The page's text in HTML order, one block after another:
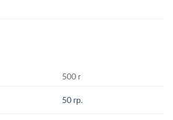
500 г
50 гр.